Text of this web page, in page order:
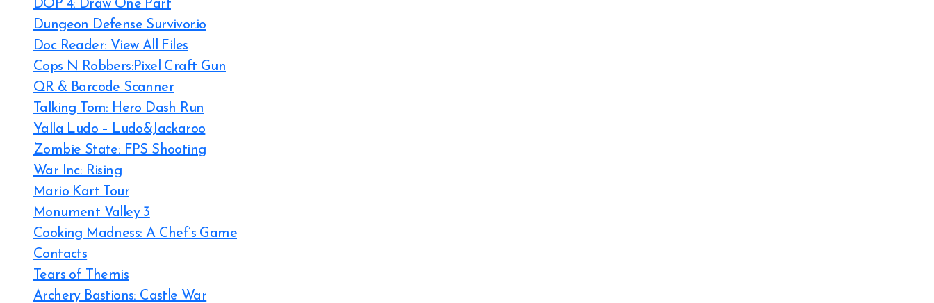
DOP 4: Draw One Part
Dungeon Defense Survivor.io
Doc Reader: View All Files
Cops N Robbers:Pixel Craft Gun
QR & Barcode Scanner
Talking Tom: Hero Dash Run
Yalla Ludo – Ludo&Jackaroo
Zombie State: FPS Shooting
War Inc: Rising
Mario Kart Tour
Monument Valley 3
Cooking Madness: A Chef’s Game
Contacts
Tears of Themis
Archery Bastions: Castle War